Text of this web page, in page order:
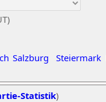
Salzburg Steiermark
Statistik)